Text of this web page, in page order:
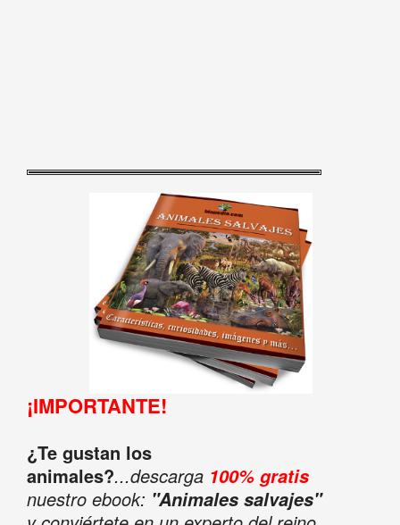
¡IMPORTANTE!
¿Te gustan los
animales?...descarga 100% gratis
nuestro ebook: "Animales salvajes"